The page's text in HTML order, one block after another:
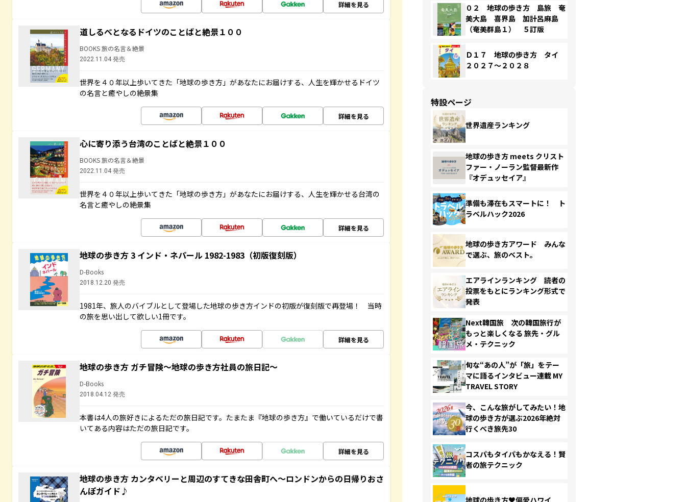
詳細を見る
道しるべとなるドイツのことばと絶景１００
BOOKS 旅の名言＆絶景
2022.11.04 発売
世界を４０年以上歩いてきた「地球の歩き方」があなたにお届けする、人生を輝かせるドイツ
の名言と癒やしの絶景集
詳細を見る
心に寄り添う台湾のことばと絶景１００
BOOKS 旅の名言＆絶景
2022.11.04 発売
世界を４０年以上歩いてきた「地球の歩き方」があなたにお届けする、人生を輝かせる台湾の
名言と癒やしの絶景集
詳細を見る
地球の歩き方 3 インド・ネパール 1982-1983（初版復刻版）
D-Books
2018.12.20 発売
1981年、旅人のバイブルとして登場した地球の歩き方インドの初版が復刻版で再登場！ 当時
の旅を思い出して欲しい1冊です。
詳細を見る
地球の歩き方 ガチ冒険～地球の歩き方社員の旅日記～
D-Books
2018.04.12 発売
本書は4人の旅好きによるただの旅日記です。たまたま『地球の歩き方』で働いているだけで書
いてある内容はただの旅日記です。
詳細を見る
地球の歩き方 カンタベリーと周辺のすてきな田舎町へ～ロンドンからの日帰りおさ
んぽガイド♪
０２ 地球の歩き方 島旅 奄
美大島 喜界島 加計呂麻島
（奄美群島１） ５訂版
Ｄ１７ 地球の歩き方 タイ
２０２７～２０２８
特設ページ
世界遺産ランキング
地球の歩き方 meets クリスト
ファー・ノーラン監督最新作
『オデュッセイア』
準備も滞在もスマートに！ ト
ラベルハック2026
地球の歩き方アワード みんな
で選ぶ、旅のベスト。
エアラインランキング 読者の
投票をもとにランキング形式で
発表
Next韓国旅 次の韓国旅行が
もっと楽しくなる 旅先・グル
メ・テクニック
旬な“あの人”が「旅」をテー
マに語るインタビュー連載 MY
TRAVEL STORY
今、こんな旅がしてみたい！地
球の歩き方が選ぶ2026年絶対
行くべき旅先30
コスパもタイパもかなえる！賢
者の旅テクニック